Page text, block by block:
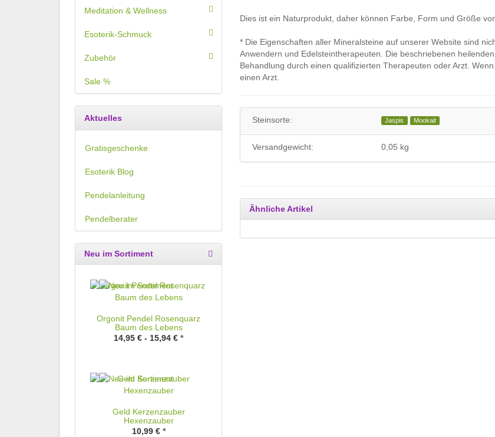
Dies ist ein Naturprodukt, daher können Farbe, Form und Größe
* Die Eigenschaften aller Mineralsteine auf unserer Website sind
Anwendern und Edelsteintherapeuten. Die beschriebenen
Behandlung durch einen qualifizierten Therapeuten oder Arzt.
einen Arzt.
Steinsorte: Jaspis Mookait
Versandgewicht: 0,05 kg
Ähnliche Artikel
Meditation & Wellness
Esoterik-Schmuck
Zubehör
Sale %
Aktuelles
Gratisgeschenke
Esoterik Blog
Pendelanleitung
Pendelberater
Neu im Sortiment
Orgonit Pendel Rosenquarz
Baum des Lebens
14,95 € - 15,94 € *
Geld Kerzenzauber
Hexenzauber
10,99 € *